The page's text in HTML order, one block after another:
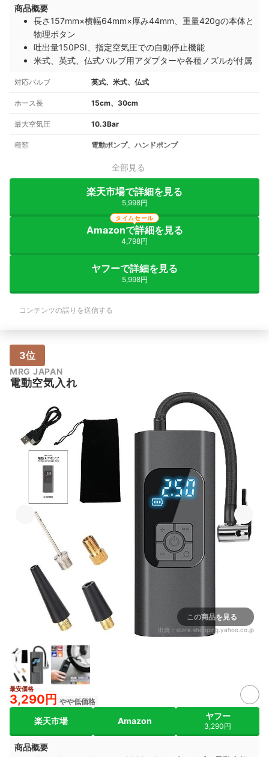
商品概要
長さ157mm×横幅64mm×厚み44mm、重量420gの本体と
物理ボタン
吐出量150PSI、指定空気圧での自動停止機能
米式、英式、仏式バルブ用アダプターや各種ノズルが付属
対応バルブ 英式、米式、仏式
ホース長 15cm、30cm
最大空気圧 10.3Bar
種類 電動ポンプ、ハンドポンプ
全部見る
楽天市場で詳細を見る
5,998円
Amazonで詳細を見る
4,798円
タイムセール
ヤフーで詳細を見る
5,998円
コンテンツの誤りを送信する
3位
MRG JAPAN
電動空気入れ
この商品を見る
出典： store.shopping.yahoo.co.jp
最安価格
3,290円 やや低価格
楽天市場 Amazon ヤフー
3,290円
商品概要